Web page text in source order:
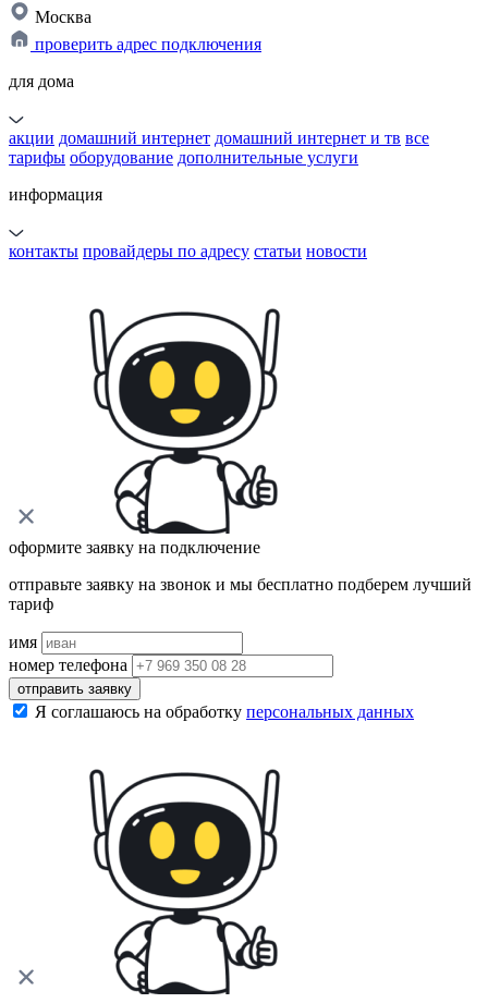
Москва
проверить адрес подключения
для дома
акции домашний интернет домашний интернет и тв все
тарифы оборудование дополнительные услуги
информация
контакты провайдеры по адресу статьи новости
оформите заявку на подключение
отправьте заявку на звонок и мы бесплатно подберем лучший
тариф
имя
номер телефона
отправить заявку
Я соглашаюсь на обработку персональных данных